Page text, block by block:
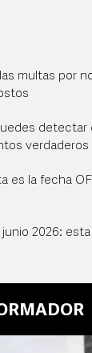
multas por
detectar
verdaderos
es la fecha
2026: